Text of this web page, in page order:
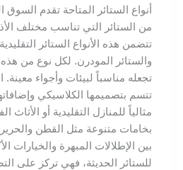
أنواع الستائر المتاحة تقدم السوق
من الستائر التي تناسب مختلف
تتضمن هذه الأنواع الستائر التقليدية،
والستائر المودرن. لكل نوع من هذه
تجعله مناسباً لبيئات وأجواء معينة.
تتسم بتصميمها الكلاسيكي وإضافاتها
مثالياً للمنازل التقليدية أو الأثاث
بخامات متنوعة مثل القطن والحرير،
بين الإطلالات المبهرة والخيارات
للستائر الحديثة، فهي تركز على